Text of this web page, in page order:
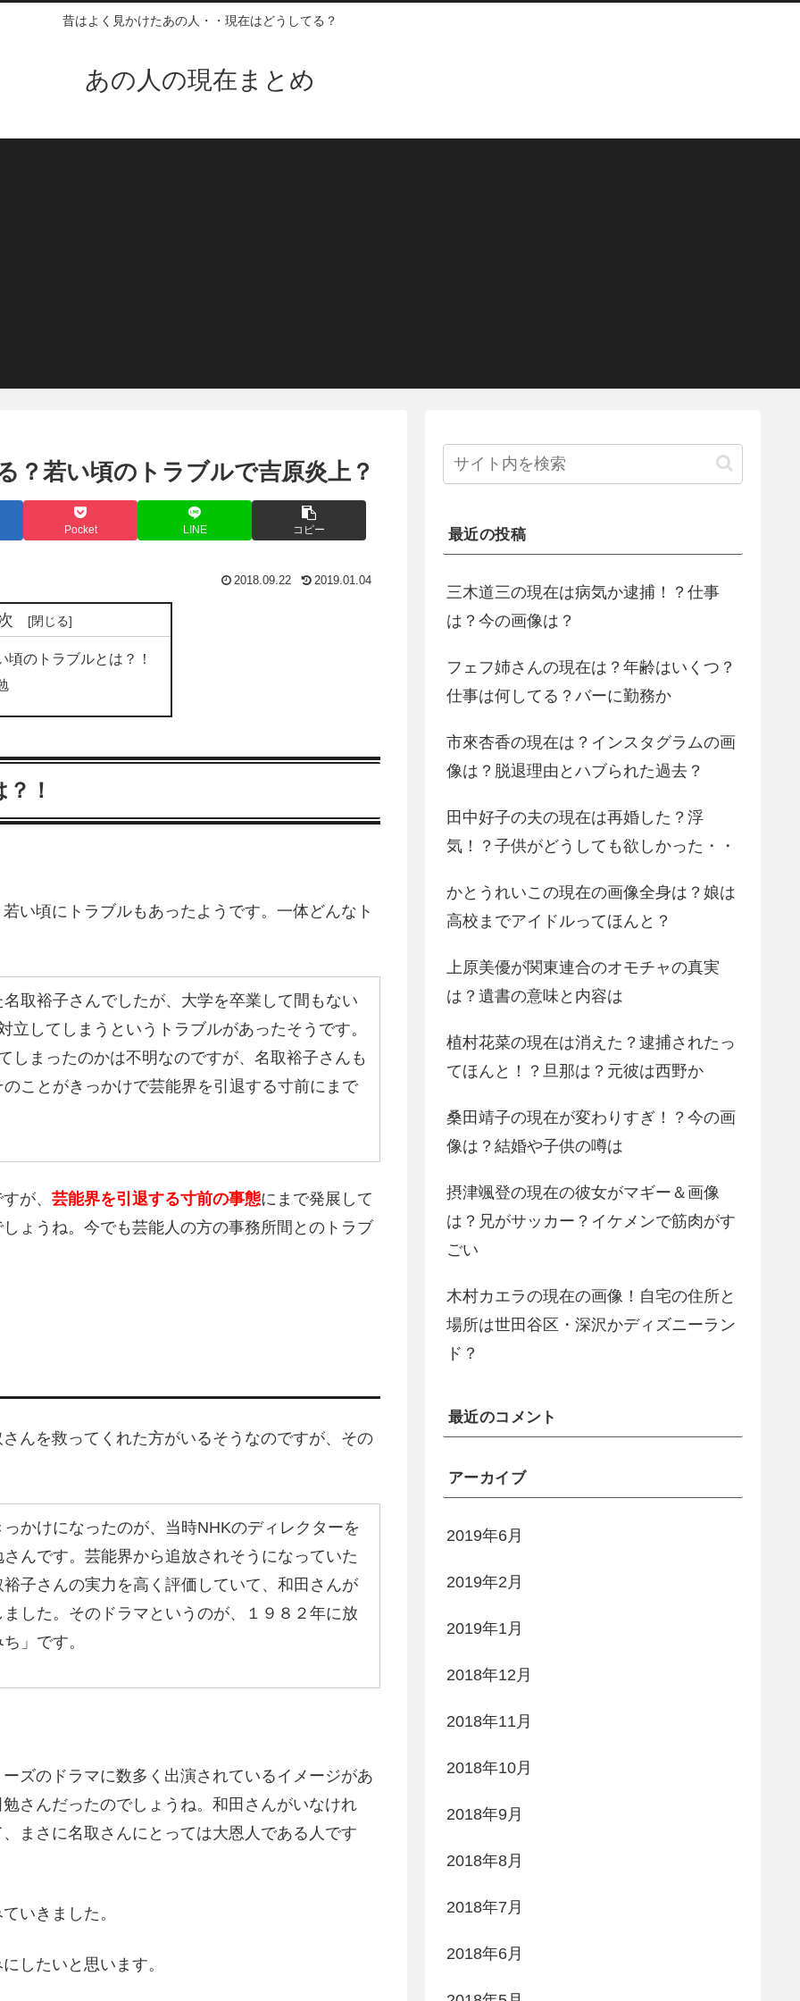
昔はよく見かけたあの人・・現在はどうしてる？
あの人の現在まとめ
？若い頃のトラブルで吉原炎上？
Pocket LINE コピー
2018.09.22 2019.01.04
頃のトラブルとは？！
！
い頃にトラブルもあったようです。一体どんなト
取裕子さんでしたが、大学を卒業して間もない
してしまうというトラブルがあったそうです。
しまったのかは不明なのですが、名取裕子さんも
ことがきっかけで芸能界を引退する寸前にまで
が、 芸能界を引退する寸前の事態にまで発展して
ょうね。今でも芸能人の方の事務所間とのトラブ
んを救ってくれた方がいるそうなのですが、その
かけになったのが、当時NHKのディレクターを
んです。芸能界から追放されそうになっていた
子さんの実力を高く評価していて、和田さんが
した。そのドラマというのが、１９８２年に放
」です。
ズのドラマに数多く出演されているイメージがあ
さんだったのでしょうね。和田さんがいなけれ
まさに名取さんにとっては大恩人である人です
いきました。
したいと思います。
最近の投稿
三木道三の現在は病気か逮捕！？仕事
は？今の画像は？
フェフ姉さんの現在は？年齢はいくつ？
仕事は何してる？バーに勤務か
市來杏香の現在は？インスタグラムの画
像は？脱退理由とハブられた過去？
田中好子の夫の現在は再婚した？浮
気！？子供がどうしても欲しかった・・
かとうれいこの現在の画像全身は？娘は
高校までアイドルってほんと？
上原美優が関東連合のオモチャの真実
は？遺書の意味と内容は
植村花菜の現在は消えた？逮捕されたっ
てほんと！？旦那は？元彼は西野か
桑田靖子の現在が変わりすぎ！？今の画
像は？結婚や子供の噂は
摂津颯登の現在の彼女がマギー＆画像
は？兄がサッカー？イケメンで筋肉がす
ごい
木村カエラの現在の画像！自宅の住所と
場所は世田谷区・深沢かディズニーラン
ド？
最近のコメント
アーカイブ
2019年6月
2019年2月
2019年1月
2018年12月
2018年11月
2018年10月
2018年9月
2018年8月
2018年7月
2018年6月